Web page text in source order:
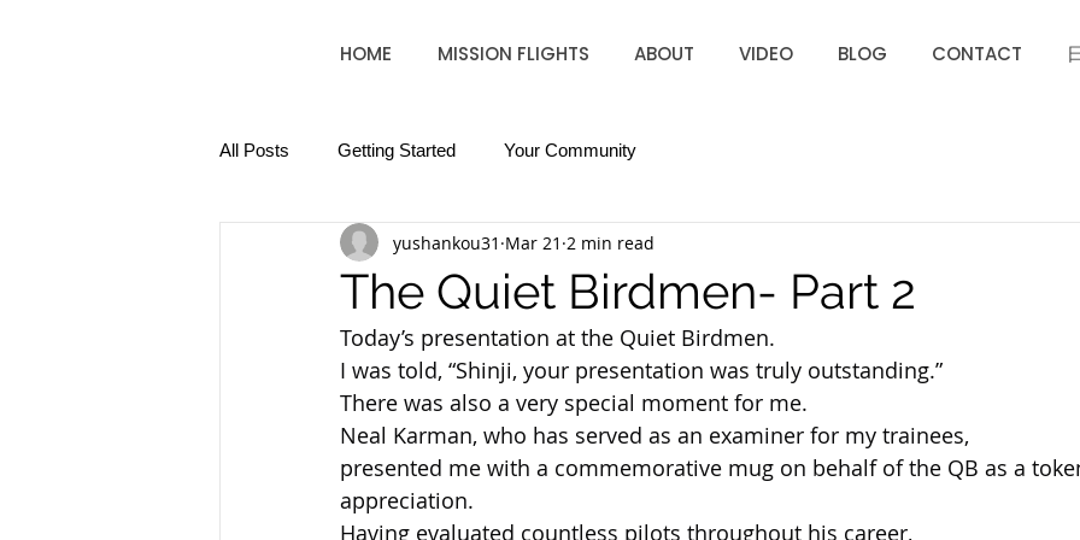
HOME MISSION FLIGHTS ABOUT VIDEO BLOG CONTACT
All Posts Getting Started Your Community
The Quiet Birdmen- Part 2
yushankou31 Mar 21 2 min read
Today’s presentation at the Quiet Birdmen.
I was told, “Shinji, your presentation was truly outstanding.”
There was also a very special moment for me.
Neal Karman, who has served as an examiner for my trainees,
presented me with a commemorative mug on behalf of the QB as a
appreciation.
Having evaluated countless pilots throughout his career,